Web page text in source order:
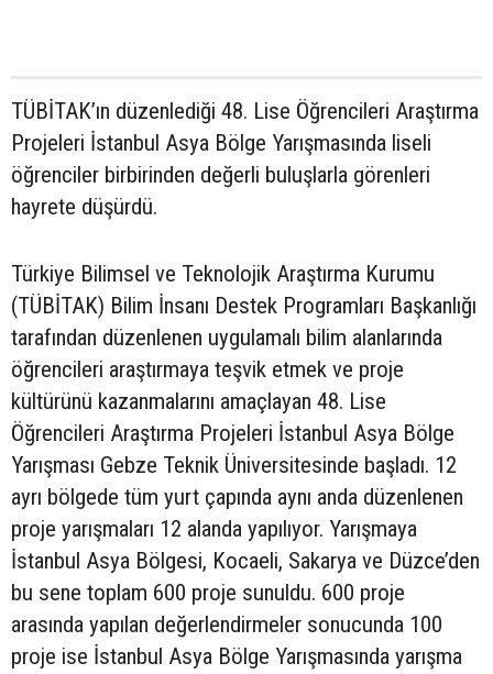
TÜBİTAK’ın düzenlediği 48. Lise Öğrencileri Araştırma
Projeleri İstanbul Asya Bölge Yarışmasında liseli
öğrenciler birbirinden değerli buluşlarla görenleri
hayrete düşürdü.
Türkiye Bilimsel ve Teknolojik Araştırma Kurumu
(TÜBİTAK) Bilim İnsanı Destek Programları Başkanlığı
tarafından düzenlenen uygulamalı bilim alanlarında
öğrencileri araştırmaya teşvik etmek ve proje
kültürünü kazanmalarını amaçlayan 48. Lise
Öğrencileri Araştırma Projeleri İstanbul Asya Bölge
Yarışması Gebze Teknik Üniversitesinde başladı. 12
ayrı bölgede tüm yurt çapında aynı anda düzenlenen
proje yarışmaları 12 alanda yapılıyor. Yarışmaya
İstanbul Asya Bölgesi, Kocaeli, Sakarya ve Düzce’den
bu sene toplam 600 proje sunuldu. 600 proje
arasında yapılan değerlendirmeler sonucunda 100
proje ise İstanbul Asya Bölge Yarışmasında yarışma